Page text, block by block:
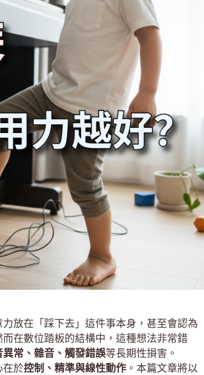
放在「踩下去」這件事本身，甚至會認為
而在數位踏板的結構中，這種想法非常錯
常、雜音、觸發錯誤等長期性損害。
在於控制、精準與線性動作 。本篇文章將以